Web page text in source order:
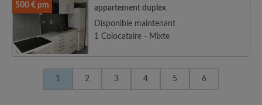
500 € pm
appartement duplex
Disponible maintenant
1 Colocataire - Mixte
1 2 3 4 5 6